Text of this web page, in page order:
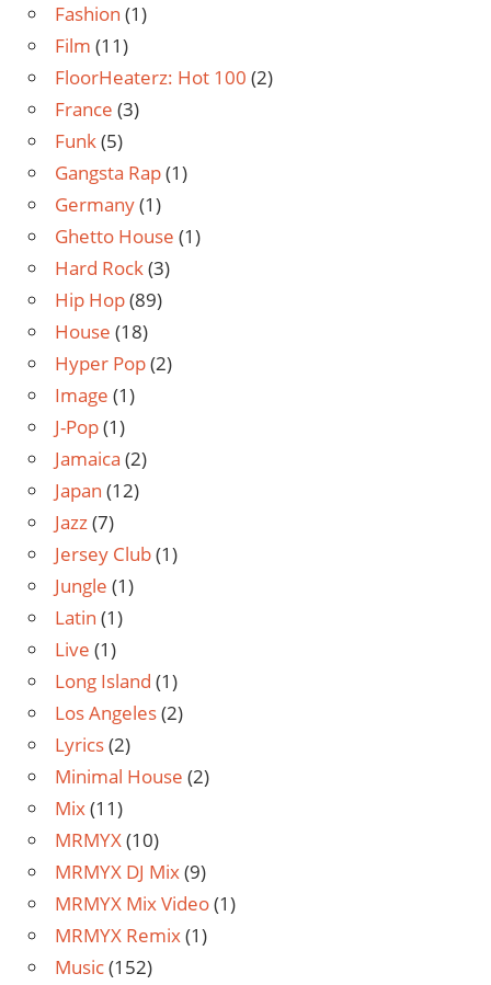
Fashion (1)
Film (11)
FloorHeaterz: Hot 100 (2)
France (3)
Funk(5)
Gangsta Rap(1)
Germany(1)
Ghetto House (1)
Hard Rock(3)
Hip Hop(89)
House (18)
Hyper Pop(2)
Image (1)
J-Pop(1)
Jamaica (2)
Japan (12)
Jazz(7)
Jersey Club(1)
Jungle (1)
Latin (1)
Live (1)
Long Island (1)
Los Angeles(2)
Lyrics(2)
Minimal House (2)
Mix(11)
MRMYX(10)
MRMYX DJ Mix(9)
MRMYX Mix Video(1)
MRMYX Remix(1)
Music(152)